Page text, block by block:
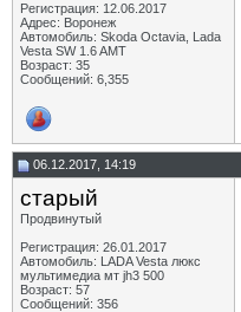
Регистрация: 12.06.2017
Адрес: Воронеж
Автомобиль: Skoda Octavia, Lada
Vesta SW 1.6 AMT
Возраст: 35
Сообщений: 6,355
06.12.2017, 14:19
старый
Продвинутый
Регистрация: 26.01.2017
Автомобиль: LADA Vesta люкс
мультимедиа мт jh3 500
Возраст: 57
Сообщений: 356